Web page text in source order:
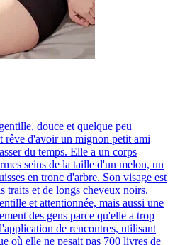
douce et quelque peu
rêve d'avoir un mignon petit ami
du temps. Elle a un corps
seins de la taille d'un melon, un
en tronc d'arbre. Son visage est
traits et de longs cheveux noirs.
et attentionnée, mais aussi une
des gens parce qu'elle a trop
de rencontres, utilisant
où elle ne pesait pas 700 livres de